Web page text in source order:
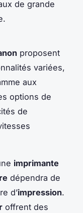
de grande
proposent
variées,
aux
options de
de
imprimante
dépendra de
d’impression.
offrent des